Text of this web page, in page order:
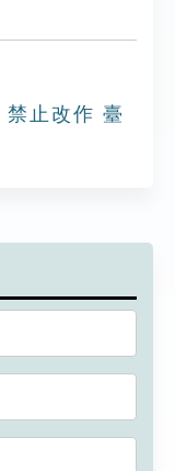
止改作 臺